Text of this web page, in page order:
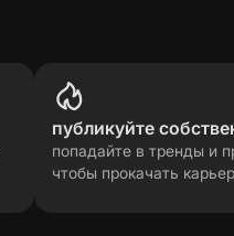
публикуйте
попадайте в тренды и
чтобы прокачать